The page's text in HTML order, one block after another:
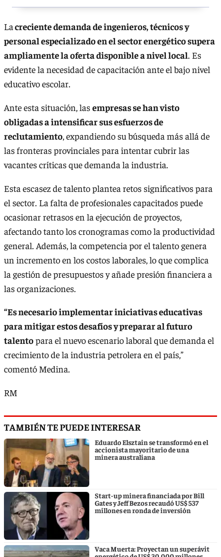
Lacreciente demanda de ingenieros, técnicos y
personal especializado en el sector energético supera
ampliamente la oferta disponible a nivel local. Es
evidente la necesidad de capacitación ante el bajo nivel
educativo escolar.
Ante esta situación, lasempresas se han visto
obligadas a intensificar sus esfuerzos de
reclutamiento, expandiendo su búsqueda más allá de
las fronteras provinciales para intentar cubrir las
vacantes críticas que demanda la industria.
Esta escasez de talento plantea retos significativos para
el sector. La falta de profesionales capacitados puede
ocasionar retrasos en la ejecución de proyectos,
afectando tanto los cronogramas como la productividad
general. Además, la competencia por el talento genera
un incremento en los costos laborales, lo que complica
la gestión de presupuestos y añade presión financiera a
las organizaciones.
“Es necesario implementar iniciativas educativas
para mitigar estos desafíos y preparar al futuro
talentopara el nuevo escenario laboral que demanda el
crecimiento de la industria petrolera en el país,”
comentó Medina.
RM
TAMBIÉN TE PUEDE INTERESAR
Eduardo Elsztain se transformó en el
accionista mayoritario de una
minera australiana
Start-up minera financiada por Bill
Gates y Jeff Bezos recaudó US$ 537
millones en ronda de inversión
Vaca Muerta: Proyectan un superávit